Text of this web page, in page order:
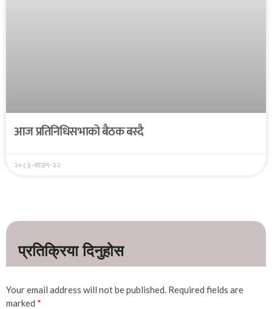
आज प्रतिनिधिसभाको बैठक बस्दै
२०८३-साउन-२२
Your email address will not be published. Required fields are
marked *